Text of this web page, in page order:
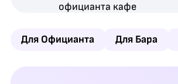
Для Официанта Для Бара